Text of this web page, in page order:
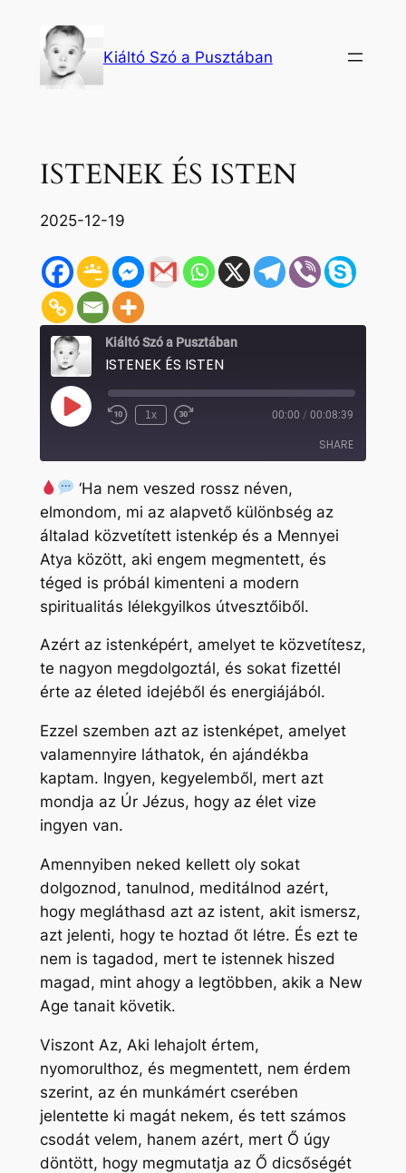
tartalomhoz
Kiáltó Szó a Pusztában
ISTENEK ÉS ISTEN
2025-12-19
Kiáltó Szó a Pusztában
ISTENEK ÉS ISTEN
Play
Episode Rewind
1x
Fast
seconds
00:00 / 00:08:39
SHARE
SHARE
LINK
EMBED
‘Ha nem veszed rossz néven,
elmondom, mi az alapvető különbség az
általad közvetített istenkép és a Mennyei
Atya között, aki engem megmentett, és
téged is próbál kimenteni a modern
spiritualitás lélekgyilkos útvesztőiből.
Azért az istenképért, amelyet te közvetítesz,
te nagyon megdolgoztál, és sokat fizettél
érte az életed idejéből és energiájából.
Ezzel szemben azt az istenképet, amelyet
valamennyire láthatok, én ajándékba
kaptam. Ingyen, kegyelemből, mert azt
mondja az Úr Jézus, hogy az élet vize
ingyen van.
Amennyiben neked kellett oly sokat
dolgoznod, tanulnod, meditálnod azért,
hogy megláthasd azt az istent, akit ismersz,
azt jelenti, hogy te hoztad őt létre. És ezt te
nem is tagadod, mert te istennek hiszed
magad, mint ahogy a legtöbben, akik a New
Age tanait követik.
Viszont Az, Aki lehajolt értem,
nyomorulthoz, és megmentett, nem érdem
szerint, az én munkámért cserében
jelentette ki magát nekem, és tett számos
csodát velem, hanem azért, mert Ő úgy
döntött, hogy megmutatja az Ő dicsőségét